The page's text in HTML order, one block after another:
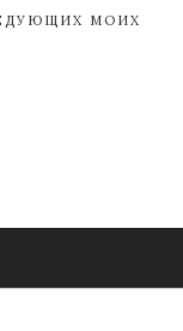
МОИХ